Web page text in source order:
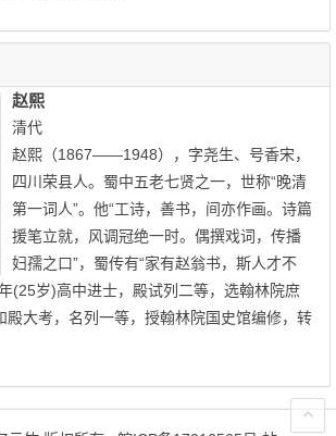
赵熙
清代
赵熙（1867——1948），字尧生、号香宋，
四川荣县人。蜀中五老七贤之一，世称“晚清
第一词人”。他“工诗，善书，间亦作画。诗篇
援笔立就，风调冠绝一时。偶撰戏词，传播
妇孺之口”，蜀传有“家有赵翁书，斯人才不
(25岁)高中进士，殿试列二等，选翰林院庶
殿大考，名列一等，授翰林院国史馆编修，转